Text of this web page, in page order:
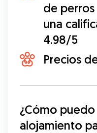
de
una
4.98/5
Precios
¿Cómo
alojamiento